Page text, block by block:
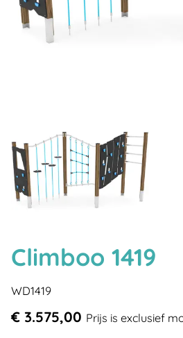
Climboo 1419
WD1419
€ 3.575,00 Prijs is exclusief